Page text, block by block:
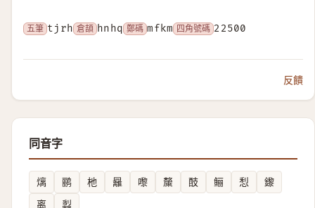
五筆 tjrh 倉頡 hnhq 鄭碼 mfkm 四角號碼 22500
反饋
同音字
㷰 鹂 杝 㒿 嚟 斄 䣫 鲡 悡
鑗
离
蠫